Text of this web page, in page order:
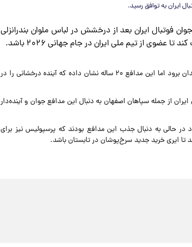
ایران به توافق رسید.
فوتبال ایران بعد از درخشش در لباس ملوان بندرانزلی
از تیم ملی ایران در جام جهانی ۲۰۲۶ باشد.
ایری اگرچه نتوانست با لباس تیم ملی در جام جهانی به میدان برود اما این مدافع ۲۰ ساله نشان داده که آینده درخشانی را در
از جمله سپاهان اصفهان به دنبال این مدافع جوان و آینده‌دار
در حالی به دنبال جذب این مدافع بودند که پرسپولیس نیز برای
ایری خرید جدید سرخ‌پوشان در تابستان باشد.